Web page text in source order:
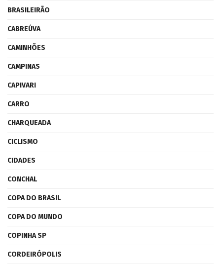
BRASILEIRÃO
CABREÚVA
CAMINHÕES
CAMPINAS
CAPIVARI
CARRO
CHARQUEADA
CICLISMO
CIDADES
CONCHAL
COPA DO BRASIL
COPA DO MUNDO
COPINHA SP
CORDEIRÓPOLIS